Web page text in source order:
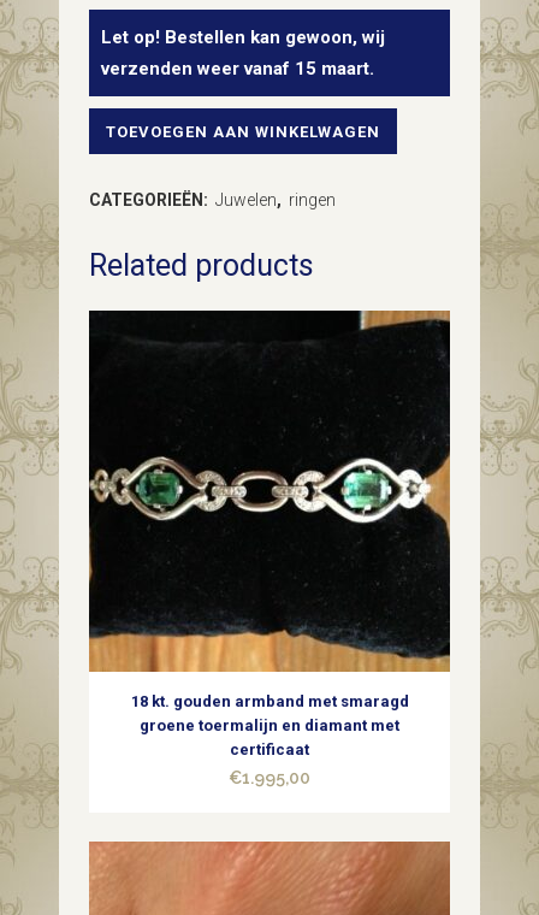
Let op! Bestellen kan gewoon, wij
verzenden weer vanaf 15 maart.
14
bolle
gypsy
x
briljant
geslepen
diamant
quantity
TOEVOEGEN AAN WINKELWAGEN
CATEGORIEËN: Juwelen, ringen
Related products
18 kt. gouden armband met smaragd
groene toermalijn en diamant met
certificaat
€1.995,00